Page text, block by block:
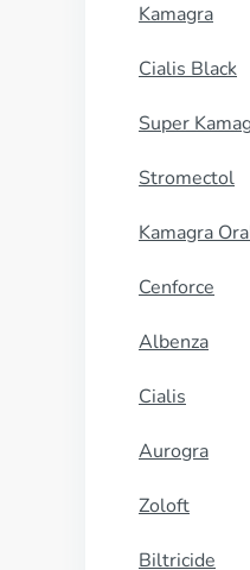
Kamagra
Cialis Black
Super
Stromectol
Kamagra
Cenforce
Albenza
Cialis
Aurogra
Zoloft
Biltricide